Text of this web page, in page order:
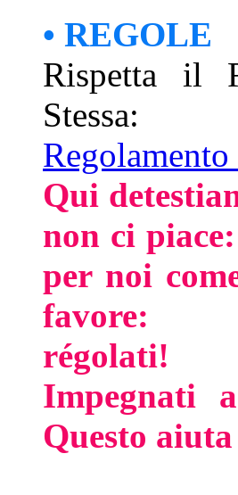
• REGOLE
Rispetta il
Stessa:
Qui
non ci
per noi
favore:
régolati!
Impegnati
Questo